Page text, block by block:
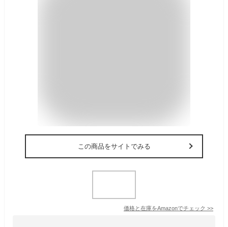
この商品をサイトでみる
価格と在庫をAmazonでチェック >>